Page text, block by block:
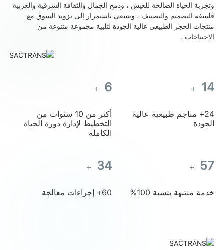
وتجربة الحياة الصالحة للعيش ، ودمج الجمال والثقافة الشرقية والغربية
فلسفة التصميم والتصنيف ، وتسعى باستمرار إلى تزويد السوق مع
منتجات الحجر الطبيعي عالية الجودة لتلبية مجموعة متنوعة من
الاحتياجات .
15
+
24+ مناجم طبيعية عالية
الجودة
6
+
أكثر من 10 سنوات من
التخطيط لإدارة دورة الحياة
الكاملة
62
+
خدمة منتبهة بنسبة 100%
37
+
60+ إجراءات معالجة